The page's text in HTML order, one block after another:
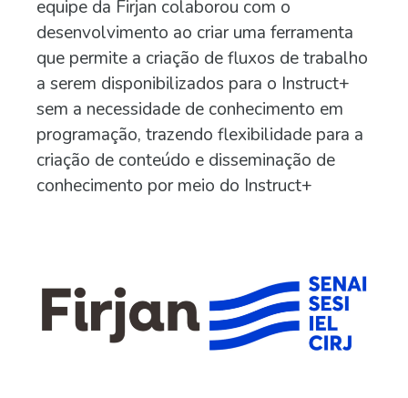
equipe da Firjan colaborou com o
desenvolvimento ao criar uma ferramenta
que permite a criação de fluxos de trabalho
a serem disponibilizados para o Instruct+
sem a necessidade de conhecimento em
programação, trazendo flexibilidade para a
criação de conteúdo e disseminação de
conhecimento por meio do Instruct+